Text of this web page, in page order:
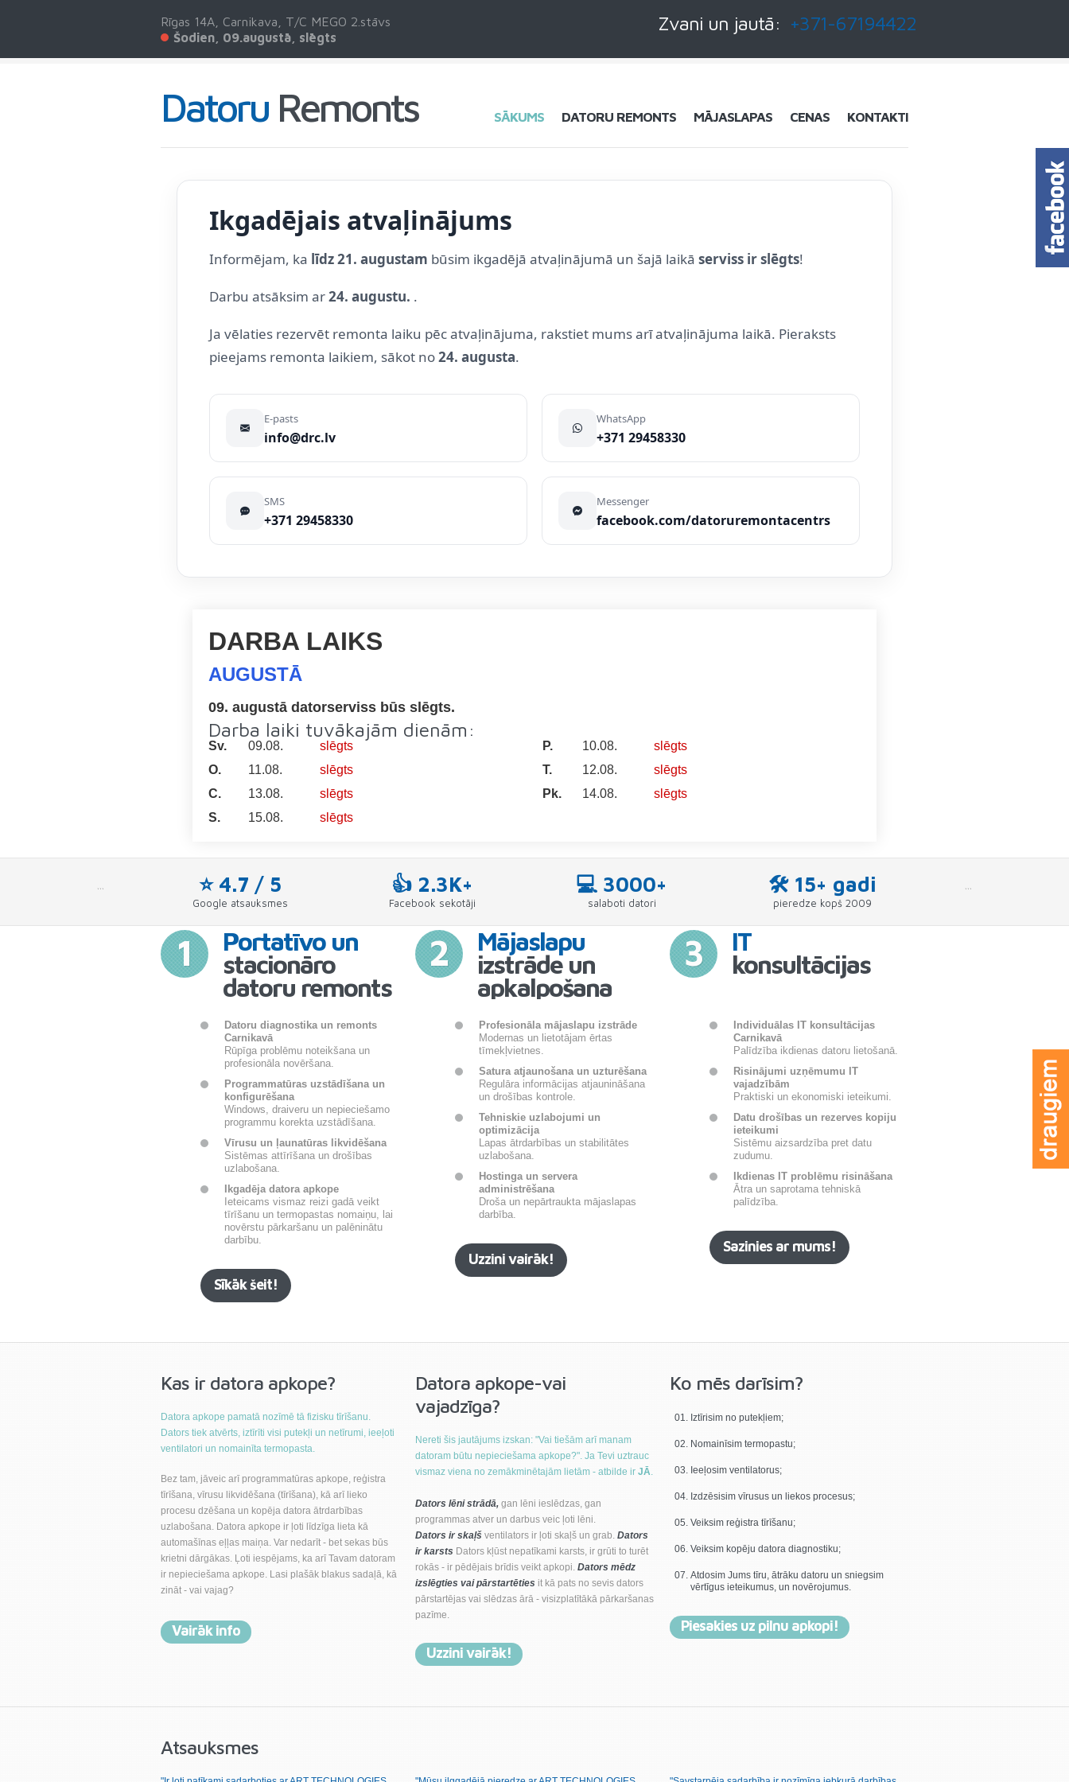
Rīgas 14A, Carnikava, T/C MEGO 2.stāvs
Šodien, 09.augustā, slēgts
Zvani un jautā: +371-67194422
Datoru Remonts SĀKUMS DATORU REMONTS MĀJASLAPAS CENAS KONTAKTI
Ikgadējais atvaļinājums
Informējam, ka līdz 21. augustam būsim ikgadējā atvaļinājumā un šajā laikā serviss ir slēgts!
Darbu atsāksim ar24. augustu. .
Ja vēlaties rezervēt remonta laiku pēc atvaļinājuma, rakstiet mums arī atvaļinājuma laikā. Pieraksts
pieejams remonta laikiem, sākot no24. augusta.
E-pasts
info@drc.lv
WhatsApp
+371 29458330
SMS
+371 29458330
Messenger
facebook.com/datoruremontacentrs
DARBA LAIKS
AUGUSTĀ
09. augustā datorserviss būs slēgts.
Darba laiki tuvākajām dienām:
Sv. 09.08. slēgts P. 10.08.
slēgts
O.
11.08. slēgts T. 12.08.
slēgts
C.
13.08. slēgts Pk. 14.08.
slēgts
S.
15.08. slēgts
``` ⭐ 4.7 / 5
Google atsauksmes
👍 2.3K+
Facebook sekotāji
💻 3000+
salaboti datori
🛠 15+ gadi
pieredze kopš 2009
```
1 Portatīvo un
stacionāro
datoru remonts
Datoru diagnostika un remonts
Carnikavā
Rūpīga problēmu noteikšana un
profesionāla novēršana.
Programmatūras uzstādīšana un
konfigurēšana
Windows, draiveru un nepieciešamo
programmu korekta uzstādīšana.
Vīrusu un ļaunatūras likvidēšana
Sistēmas attīrīšana un drošības
uzlabošana.
Ikgadēja datora apkope
Ieteicams vismaz reizi gadā veikt
tīrīšanu un termopastas nomaiņu, lai
novērstu pārkaršanu un palēninātu
darbību.
Sīkāk šeit!
2 Mājaslapu
izstrāde un
apkalpošana
Profesionāla mājaslapu izstrāde
Modernas un lietotājam ērtas
tīmekļvietnes.
Satura atjaunošana un uzturēšana
Regulāra informācijas atjaunināšana
un drošības kontrole.
Tehniskie uzlabojumi un
optimizācija
Lapas ātrdarbības un stabilitātes
uzlabošana.
Hostinga un servera
administrēšana
Droša un nepārtraukta mājaslapas
darbība.
Uzzini vairāk!
3 IT
konsultācijas
Individuālas IT konsultācijas
Carnikavā
Palīdzība ikdienas datoru lietošanā.
Risinājumi uzņēmumu IT
vajadzībām
Praktiski un ekonomiski ieteikumi.
Datu drošības un rezerves kopiju
ieteikumi
Sistēmu aizsardzība pret datu
zudumu.
Ikdienas IT problēmu risināšana
Ātra un saprotama tehniskā
palīdzība.
Sazinies ar mums!
Kas ir datora apkope?
Datora apkope pamatā nozīmē tā fizisku tīrīšanu.
Dators tiek atvērts, iztīrīti visi putekļi un netīrumi, ieeļoti
ventilatori un nomainīta termopasta.
Bez tam, jāveic arī programmatūras apkope, reģistra
tīrīšana, vīrusu likvidēšana (tīrīšana), kā arī lieko
procesu dzēšana un kopēja datora ātrdarbības
uzlabošana. Datora apkope ir ļoti līdzīga lieta kā
automašīnas eļļas maiņa. Var nedarīt - bet sekas būs
krietni dārgākas. Ļoti iespējams, ka arī Tavam datoram
ir nepieciešama apkope. Lasi plašāk blakus sadaļā, kā
zināt - vai vajag?
Vairāk info
Datora apkope-vai
vajadzīga?
Nereti šis jautājums izskan: "Vai tiešām arī manam
datoram būtu nepieciešama apkope?". Ja Tevi uztrauc
vismaz viena no zemākminētajām lietām - atbilde ir JĀ.
Dators lēni strādā, gan lēni ieslēdzas, gan
programmas atver un darbus veic ļoti lēni.
Dators ir skaļš ventilators ir ļoti skaļš un grab. Dators
ir karsts Dators kļūst nepatīkami karsts, ir grūti to turēt
rokās - ir pēdējais brīdis veikt apkopi. Dators mēdz
izslēgties vai pārstartēties it kā pats no sevis dators
pārstartējas vai slēdzas ārā - visizplatītākā pārkaršanas
pazīme.
Uzzini vairāk!
Ko mēs darīsim?
Iztīrisim no putekļiem;
Nomainīsim termopastu;
Ieeļosim ventilatorus;
Izdzēsisim vīrusus un liekos procesus;
Veiksim reģistra tīrīšanu;
Veiksim kopēju datora diagnostiku;
Atdosim Jums tīru, ātrāku datoru un sniegsim
vērtīgus ieteikumus, un novērojumus.
Piesakies uz pilnu apkopi!
Atsauksmes